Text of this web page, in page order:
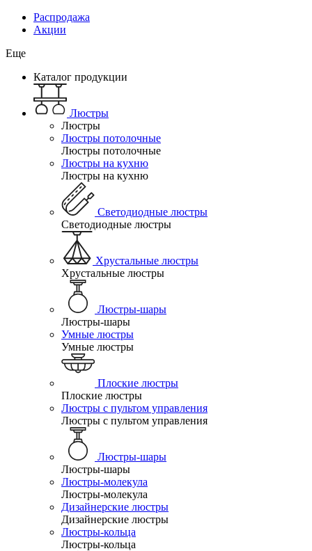
Распродажа
Акции
Еще
Каталог продукции
Люстры
Люстры
Люстры потолочные
Люстры потолочные
Люстры на кухню
Люстры на кухню
Светодиодные люстры
Светодиодные люстры
Хрустальные люстры
Хрустальные люстры
Люстры-шары
Люстры-шары
Умные люстры
Умные люстры
Плоские люстры
Плоские люстры
Люстры с пультом управления
Люстры с пультом управления
Люстры-шары
Люстры-шары
Люстры-молекула
Люстры-молекула
Дизайнерские люстры
Дизайнерские люстры
Люстры-кольца
Люстры-кольца